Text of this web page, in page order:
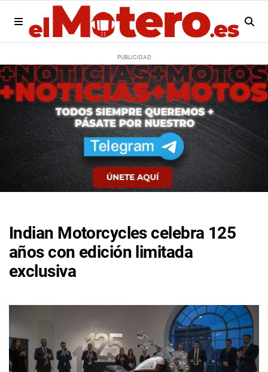
Indian Motorcycles celebra 125
años con edición limitada
exclusiva